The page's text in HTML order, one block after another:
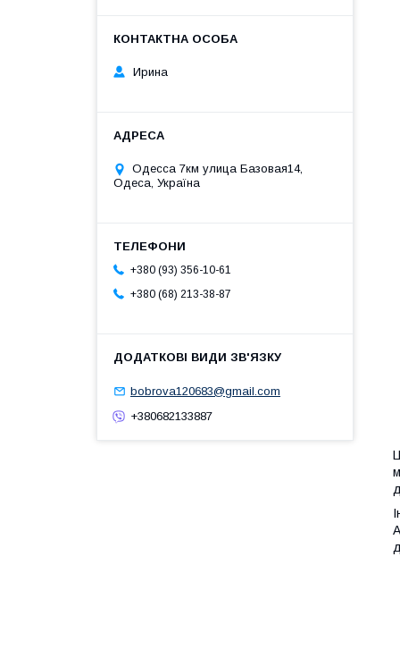
Ирина
Одесса 7км улица Базовая14,
Одеса, Україна
+380 (93) 356-10-61
+380 (68) 213-38-87
bobrova120683@gmail.com
+380682133887